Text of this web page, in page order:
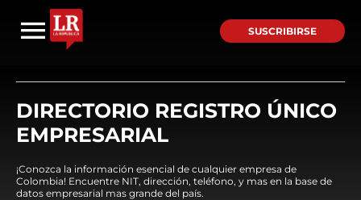
SUSCRIBIRSE
DIRECTORIO REGISTRO ÚNICO
EMPRESARIAL
¡Conozca la información esencial de cualquier empresa de
Colombia! Encuentre NIT, dirección, teléfono, y mas en la base de
datos empresarial mas grande del país.